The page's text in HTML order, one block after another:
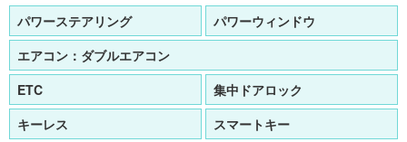
パワーステアリング
パワーウィンドウ
エアコン： ダブルエアコン
ETC
集中ドアロック
キーレス
スマートキー